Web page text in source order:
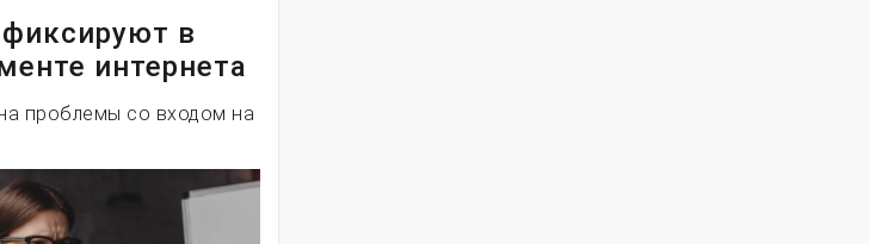
в
интернета
проблемы со входом на